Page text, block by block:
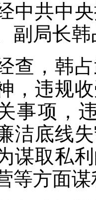
共中央
副局长
，韩占
，违规
事项，
洁底线
谋取私
等方面